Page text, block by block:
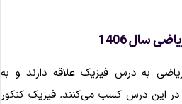
سال 1406
به درس فیزیک علاقه دارند و به
این درس کسب می‌کنند. فیزیک کنکور